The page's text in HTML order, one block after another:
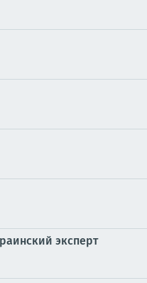
эксперт